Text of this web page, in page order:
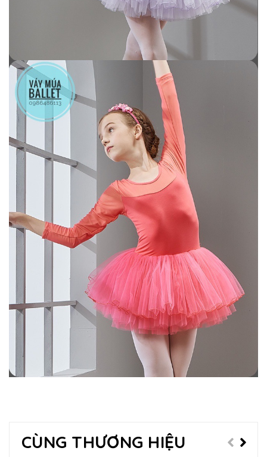
CÙNG THƯƠNG HIỆU